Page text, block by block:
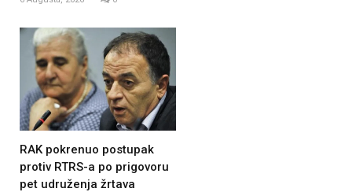
RAK pokrenuo postupak
protiv RTRS-a po prigovoru
pet udruženja žrtava